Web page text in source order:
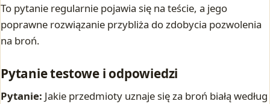
To pytanie regularnie pojawia się na teście, a jego
poprawne rozwiązanie przybliża do zdobycia pozwolenia
na broń.
Pytanie testowe i odpowiedzi
Pytanie: Jakie przedmioty uznaje się za broń białą według